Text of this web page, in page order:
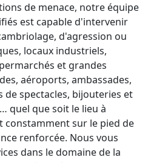
de menace, notre équipe
est capable d'intervenir
d'agression ou
locaux industriels,
et grandes
aéroports, ambassades,
de spectacles, bijouteries et
quel que soit le lieu à
constamment sur le pied de
renforcée. Nous vous
dans le domaine de la